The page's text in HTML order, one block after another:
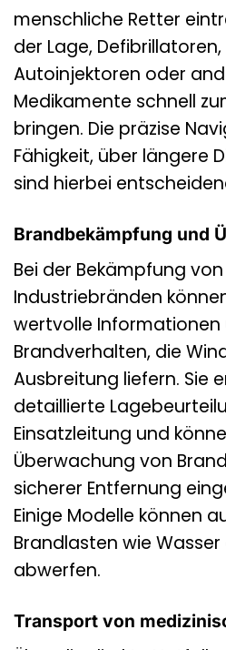
menschliche Retter
der Lage,
Autoinjektoren oder
Medikamente schnell
bringen. Die präzise
Fähigkeit, über längere
sind hierbei
Brandbekämpfung und
Bei der Bekämpfung
Industriebränden
wertvolle Informationen
Brandverhalten, die
Ausbreitung liefern. Sie
detaillierte
Einsatzleitung und
Überwachung von
sicherer Entfernung
Einige Modelle können
Brandlasten wie
abwerfen.
Transport von